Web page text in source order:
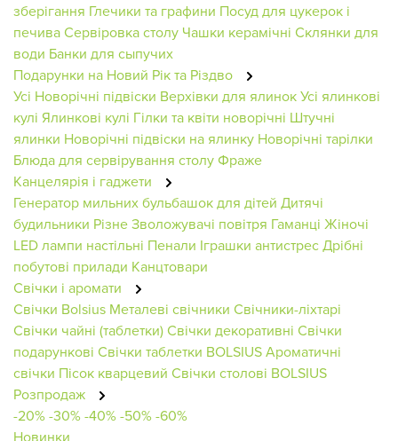
зберігання Глечики та графини Посуд для цукерок і
печиваСервіровка столу Чашки керамічні Склянки для
води Банки для сыпучих
Подарунки на Новий Рік та Різдво
Усі Новорічні підвіски Верхівки для ялинокУсі ялинкові
кулі Ялинкові кулі Гілки та квіти новорічні Штучні
ялинки Новорічні підвіски на ялинку Новорічні тарілки
Блюда для сервірування столуФраже
Канцелярія і гаджети
Генератор мильних бульбашок для дітей Дитячі
будильники РізнеЗволожувачі повітря Гаманці Жіночі
LED лампи настільні Пенали Іграшки антистресДрібні
побутові прилади Канцтовари
Свічки і аромати
Свічки Bolsius Металеві свічники Свічники-ліхтарі
Свічки чайні (таблетки)Свічки декоративні Свічки
подарункові Свічки таблетки BOLSIUSАроматичні
свічки Пісок кварцевий Свічки столові BOLSIUS
Розпродаж
-20%-30%-40%-50%-60%
Новинки